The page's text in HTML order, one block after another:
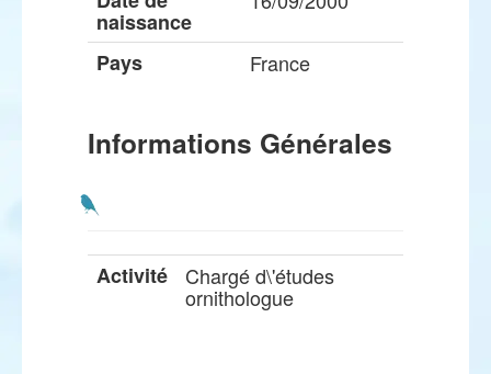
naissance
Pays France
Informations Générales
Activité Chargé d\'études
ornithologue